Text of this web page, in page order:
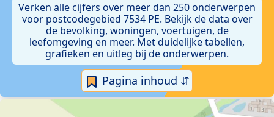
Verken alle cijfers over meer dan 250 onderwerpen
voor postcodegebied 7534 PE. Bekijk de data over
de bevolking, woningen, voertuigen, de
leefomgeving en meer. Met duidelijke tabellen,
grafieken en uitleg bij de onderwerpen.
Pagina inhoud ⇵